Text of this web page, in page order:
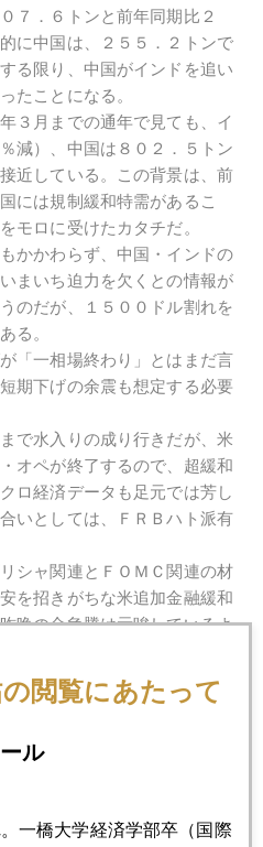
７．６トンと前年同期比２
に中国は、２５５．２トンで
る限り、中国がインドを追い
たことになる。
３月までの通年で見ても、イ
減）、中国は８０２．５トン
近している。この背景は、前
には規制緩和特需があるこ
モロに受けたカタチだ。
かかわらず、中国・インドの
まいち迫力を欠くとの情報が
のだが、１５００ドル割れを
る。
「一相場終わり」とはまだ言
期下げの余震も想定する必要
で水入りの成り行きだが、米
オペが終了するので、超緩和
ロ経済データも足元では芳し
いとしては、ＦＲＢハト派有
シャ関連とＦＯＭＣ関連の材
を招きがちな米追加金融緩和
晩の金急騰は示唆しているよ
つある段階と見る。
4月 5月 6月
閲覧にあたって
ル
一橋大学経済学部卒（国際